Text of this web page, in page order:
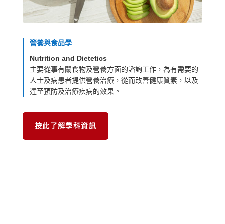
營養與食品學
Nutrition and Dietetics
主要從事有關食物及營養方面的諮詢工作，為有需要的
人士及病患者提供營養治療，從而改善健康質素，以及
達至預防及治療疾病的效果。
按此了解學科資訊